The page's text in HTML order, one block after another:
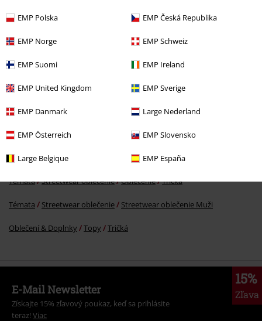
EMP Polska EMP Česká Republika
EMP Norge EMP Schweiz
EMP Suomi EMP Ireland
EMP United Kingdom EMP Sverige
EMP Danmark Large Nederland
EMP Österreich EMP Slovensko
Large Belgique EMP España
€ 7,99
More categories. More options.
Témata Basic Basics Muži
Témata Basic Oblečenie
Témata Streetwear oblečenie Oblečenie Tričká
Témata Streetwear oblečenie Streetwear oblečenie Muži
Oblečení & Doplnky Topy Tričká
15%
Zľava
E-Mail Newsletter
Získajte 15% zľavový poukaz, keď sa prihlásite
teraz! Viac